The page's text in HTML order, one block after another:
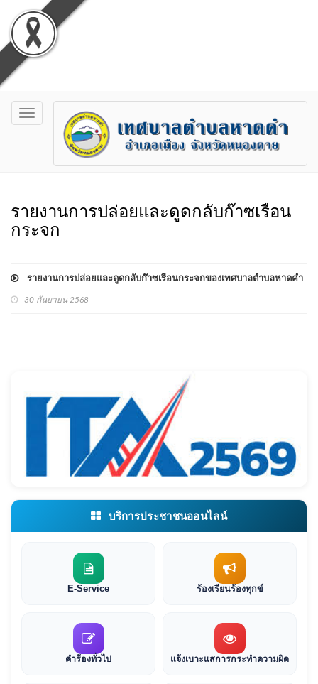
Toggle
navigation
รายงานการปล่อยและดูดกลับก๊าซเรือน
กระจก
รายงานการปล่อยและดูดกลับก๊าซเรือนกระจกของเทศบาลตำบลหาดคำ
30 กันยายน 2568
บริการประชาชนออนไลน์
E-Service ร้องเรียนร้องทุกข์
คำร้องทั่วไป แจ้งเบาะแสการกระทำความผิด